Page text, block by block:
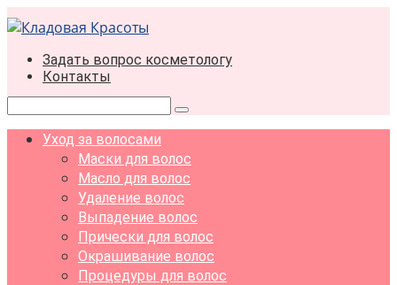
Перейти
к
контентуЗадать вопрос косметологу
Контакты
Поиск:
Уход за волосами
Маски для волос
Масло для волос
Удаление волос
Выпадение волос
Прически для волос
Окрашивание волос
Процедуры для волос